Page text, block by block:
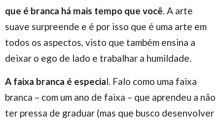
que é branca há mais tempo que você. A arte
suave surpreende e é por isso que é uma arte em
todos os aspectos, visto que também ensina a
deixar o ego de lado e trabalhar a humildade.
A faixa branca é especial. Falo como uma faixa
branca – com um ano de faixa – que aprendeu a não
ter pressa de graduar (mas que busco desenvolver